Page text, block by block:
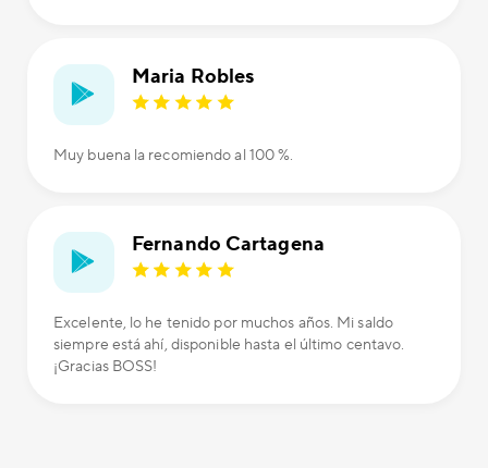
Maria Robles
Muy buena la recomiendo al 100 %.
Fernando Cartagena
Excelente, lo he tenido por muchos años. Mi saldo
siempre está ahí, disponible hasta el último centavo.
¡Gracias BOSS!